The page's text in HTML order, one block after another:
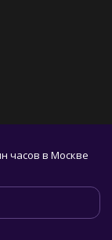
часов в Москве